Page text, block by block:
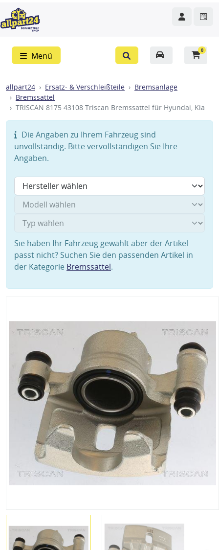
Menü
0
allpart24 Ersatz- & Verschleißteile
Bremsanlage
Bremssattel
TRISCAN 8175 43108 Triscan Bremssattel für Hyundai, Kia
Die Angaben zu Ihrem Fahrzeug sind
unvollständig. Bitte vervollständigen Sie Ihre
Angaben.
Sie haben Ihr Fahrzeug gewählt aber der Artikel
passt nicht? Suchen Sie den passenden Artikel in
der Kategorie Bremssattel.